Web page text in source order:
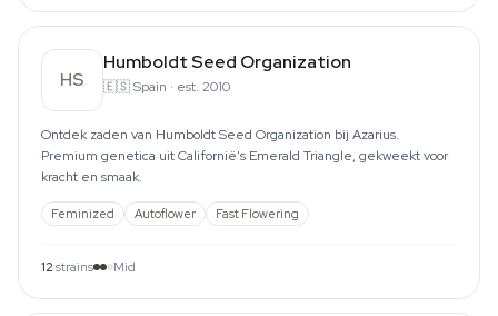
HS
Humboldt Seed Organization
🇪🇸Spain · est. 2010
Ontdek zaden van Humboldt Seed Organization bij Azarius.
Premium genetica uit Californië's Emerald Triangle, gekweekt voor
kracht en smaak.
Feminized Autoflower Fast Flowering
12 strains Mid